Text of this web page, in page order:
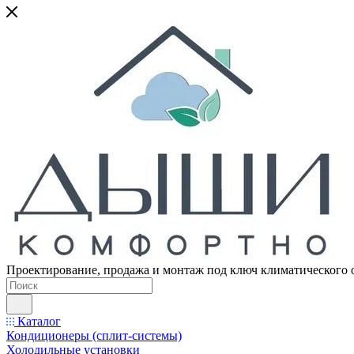
Проектирование, продажа и монтаж под ключ климатического
Каталог
Кондиционеры (сплит-системы)
Холодильные установки